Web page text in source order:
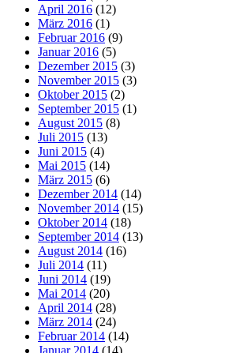
April 2016 (12)
März 2016 (1)
Februar 2016 (9)
Januar 2016 (5)
Dezember 2015 (3)
November 2015 (3)
Oktober 2015 (2)
September 2015 (1)
August 2015 (8)
Juli 2015 (13)
Juni 2015 (4)
Mai 2015 (14)
März 2015 (6)
Dezember 2014 (14)
November 2014 (15)
Oktober 2014 (18)
September 2014 (13)
August 2014 (16)
Juli 2014 (11)
Juni 2014 (19)
Mai 2014 (20)
April 2014 (28)
März 2014 (24)
Februar 2014 (14)
Januar 2014 (14)